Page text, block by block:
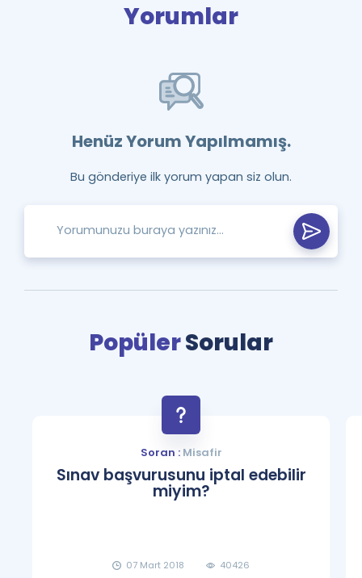
Yorumlar
Henüz Yorum Yapılmamış.
Bu gönderiye ilk yorum yapan siz olun.
PopülerSorular
Soran :Misafir
Sınav başvurusunu iptal edebilir
miyim?
07 Mart 2018 40426